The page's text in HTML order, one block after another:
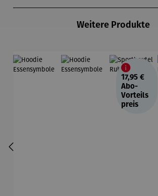
Weitere Produkte
17,95 €
Abo-
Vorteils
preis